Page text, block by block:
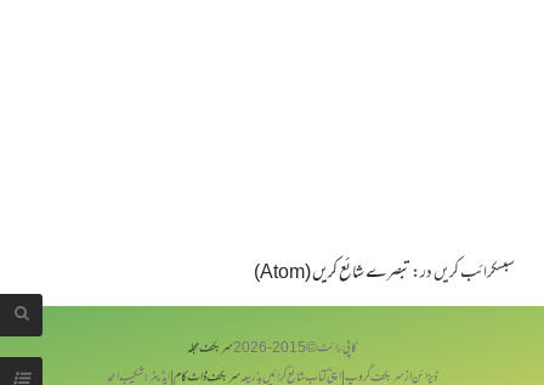
سبسکرائب کریں در:تبصرے شائع کریں (Atom)
کاپی رائٹ © 2015- 2026سربکف مجلہ
ڈیزائن از سر بکف گروپ | اپنی کتاب شائع کرائیں بذریعہسربکف ڈاٹ کام| ایڈیٹر: شکیب احمد